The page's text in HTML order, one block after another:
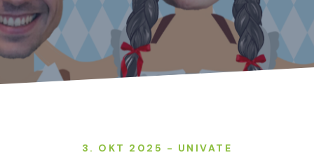
3. OKT 2025 - UNIVATE